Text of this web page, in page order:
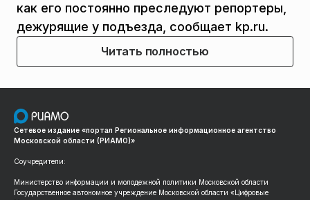
как его постоянно преследуют репортеры,
дежурящие у подъезда, сообщает kp.ru.
Читать полностью
Сетевое издание «портал Региональное информационное агентство
Московской области (РИАМО)»
Соучредители:
Министерство информации и молодежной политики Московской области
Государственное автономное учреждение Московской области «Цифровые